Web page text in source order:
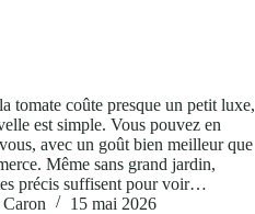
tomate coûte presque un petit luxe,
est simple. Vous pouvez en
avec un goût bien meilleur que
Même sans grand jardin,
précis suffisent pour voir…
15 mai 2026